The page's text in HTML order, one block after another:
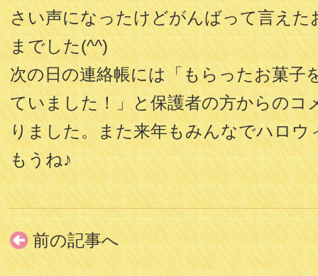
さい声になったけどがんばって言えた
までした(^^)
次の日の連絡帳には「もらったお菓子
ていました！」と保護者の方からのコ
りました。また来年もみんなでハロウ
もうね♪
前の記事へ